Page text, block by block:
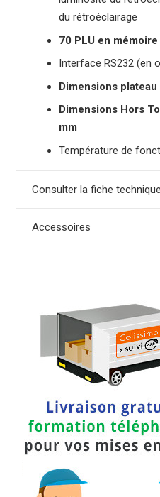
du rétroéclairage
70 PLU en mémoire
Interface RS232 (en
Dimensions
Dimensions Hors
mm
Température de
Consulter la fiche technique
Accessoires